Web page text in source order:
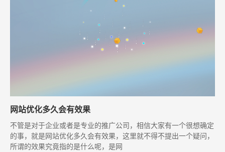
网站优化多久会有效果
​不管是对于企业或者是专业的推广公司，相信大家有一个很想确定
的事，就是网站优化多久会有效果，这里就不得不提出一个疑问，
所谓的效果究竟指的是什么呢，是网